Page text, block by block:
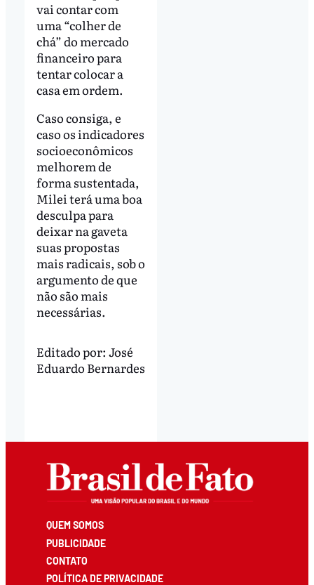
vai contar com
uma “colher de
chá” do mercado
financeiro para
tentar colocar a
casa em ordem.
Caso consiga, e
caso os indicadores
socioeconômicos
melhorem de
forma sustentada,
Milei terá uma boa
desculpa para
deixar na gaveta
suas propostas
mais radicais, sob o
argumento de que
não são mais
necessárias.
Editado por: José
Eduardo Bernardes
QUEM SOMOS
PUBLICIDADE
CONTATO
POLÍTICA DE PRIVACIDADE